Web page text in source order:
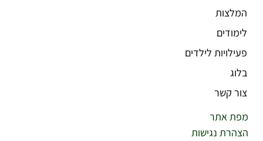
המלצות
לימודים
פעילויות לילדים
בלוג
צור קשר
מפת אתר
הצהרת נגישות